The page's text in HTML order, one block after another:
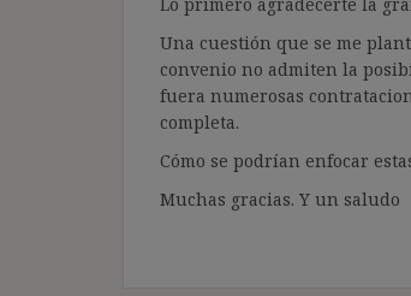
Una cuestión que se me
convenio no admiten la
fuera numerosas
completa.
Cómo se podrían enfocar
Muchas gracias. Y un saludo